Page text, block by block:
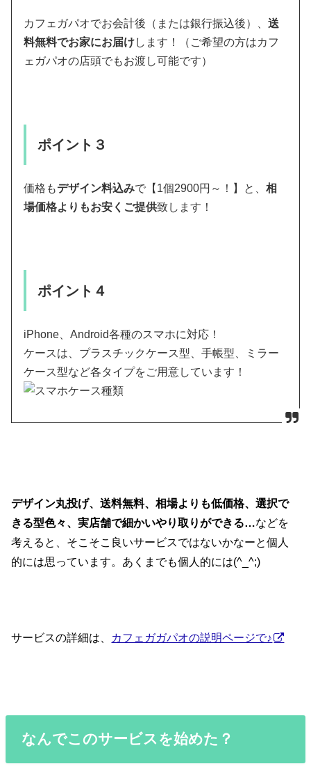
カフェガパオでお会計後（または銀行振込後）、送
料無料でお家にお届けします！（ご希望の方はカフ
ェガパオの店頭でもお渡し可能です）
ポイント３
価格もデザイン料込みで【1個2900円～！】と、相
場価格よりもお安くご提供致します！
ポイント４
iPhone、Android各種のスマホに対応！
ケースは、プラスチックケース型、手帳型、ミラー
ケース型など各タイプをご用意しています！
デザイン丸投げ、送料無料、相場よりも低価格、選択で
きる型色々、実店舗で細かいやり取りができる…などを
考えると、そこそこ良いサービスではないかなーと個人
的には思っています。あくまでも個人的には(^_^;)
サービスの詳細は、 カフェガガパオの説明ページで♪
なんでこのサービスを始めた？